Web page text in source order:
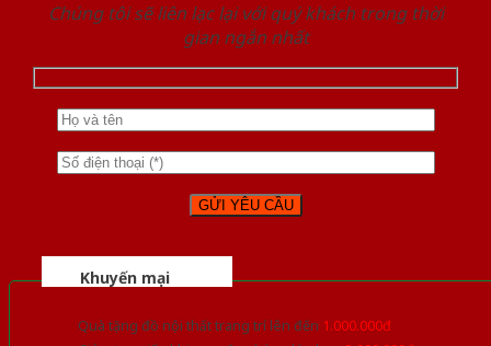
Chúng tôi sẽ liên lạc lại với quý khách trong thời
gian ngắn nhất
Khuyến mại
Quà tặng đồ nội thất trang trí lên đến 1.000.000đ